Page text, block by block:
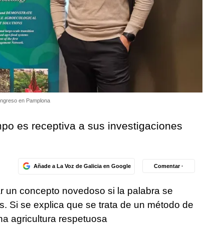
en Pamplona
es receptiva a sus investigaciones
Añade a La Voz de Galicia en Google Comentar ·
un concepto novedoso si la palabra se
Si se explica que se trata de un método de
agricultura respetuosa